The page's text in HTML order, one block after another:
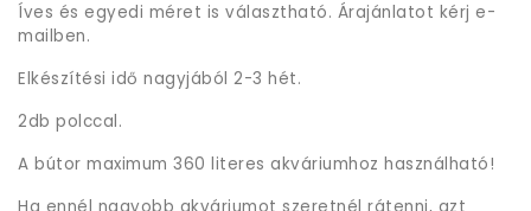
Íves és egyedi méret is választható. Árajánlatot kérj e-
mailben.
Elkészítési idő nagyjából 2-3 hét.
2db polccal.
A bútor maximum 360 literes akváriumhoz használható!